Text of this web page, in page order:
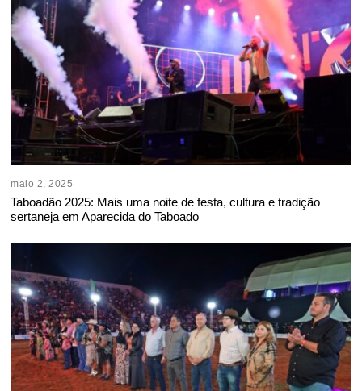
maio 2, 2025
Taboadão 2025: Mais uma noite de festa, cultura e tradição
sertaneja em Aparecida do Taboado